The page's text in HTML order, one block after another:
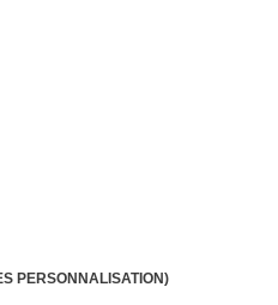
PERSONNALISATION)